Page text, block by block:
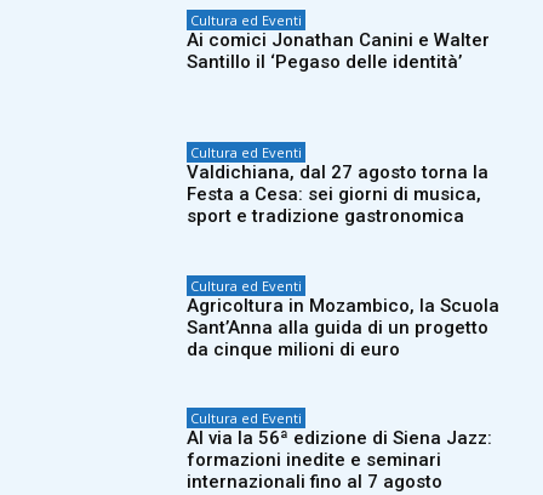
Cultura ed Eventi
Ai comici Jonathan Canini e Walter
Santillo il ‘Pegaso delle identità’
Cultura ed Eventi
Valdichiana, dal 27 agosto torna la
Festa a Cesa: sei giorni di musica,
sport e tradizione gastronomica
Cultura ed Eventi
Agricoltura in Mozambico, la Scuola
Sant’Anna alla guida di un progetto
da cinque milioni di euro
Cultura ed Eventi
Al via la 56ª edizione di Siena Jazz:
formazioni inedite e seminari
internazionali fino al 7 agosto